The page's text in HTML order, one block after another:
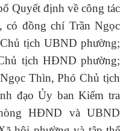
Quyết định về công tác
có đồng chí Trần Ngọc
tịch UBND phường;
tịch HĐND phường;
Thìn, Phó Chủ tịch
đạo Ủy ban Kiểm tra
HĐND và UBND